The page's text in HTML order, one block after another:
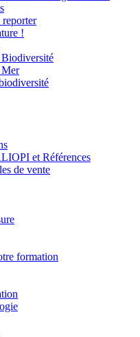
reporter
!
et Références
de vente
formation